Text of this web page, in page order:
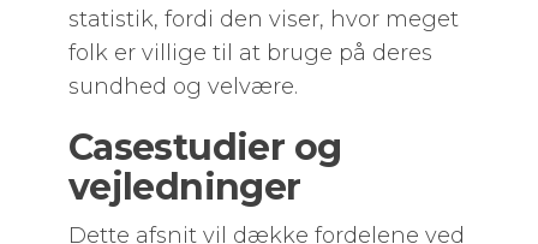
statistik, fordi den viser, hvor meget
folk er villige til at bruge på deres
sundhed og velvære.
Casestudier og
vejledninger
Dette afsnit vil dække fordelene ved